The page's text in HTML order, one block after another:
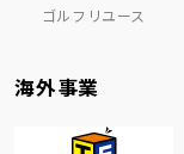
ゴルフリユース
海外事業